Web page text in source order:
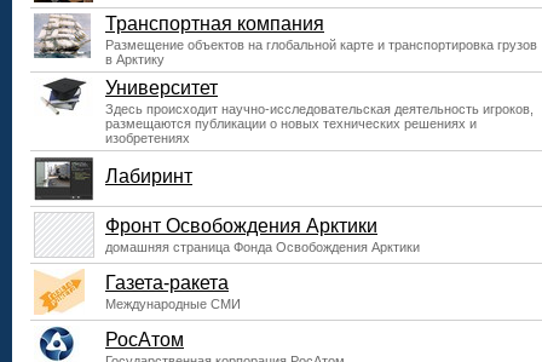
Транспортная компания
Размещение объектов на глобальной карте и транспортировка грузов
в Арктику
Университет
Здесь происходит научно-исследовательская деятельность игроков,
размещаются публикации о новых технических решениях и
изобретениях
Лабиринт
Фронт Освобождения Арктики
домашняя страница Фонда Освобождения Арктики
Газета-ракета
Международные СМИ
РосАтом